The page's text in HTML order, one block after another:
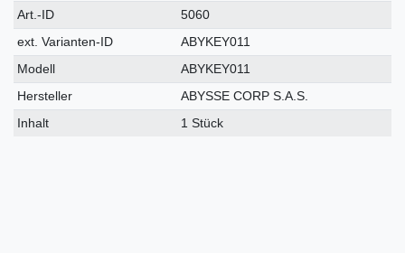
Technisches
Merkmal
Wert
Art.-ID
5060
ext. Varianten-ID
ABYKEY011
Modell
ABYKEY011
Hersteller
ABYSSE CORP S.A.S.
Inhalt
1 Stück